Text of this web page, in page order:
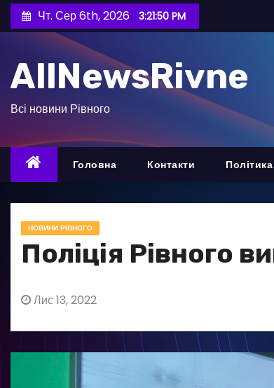
е
д
Чт. Сер 6th, 2026 3:21:52 PM
AllNewsRivne
Всі новини Рівного
Головна Контакти
НОВИНИ РІВНОГО
Поліція Рівного
Лис 13, 2022